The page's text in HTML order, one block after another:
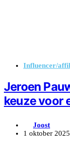
Influencer/
Jeroen
keuze voor
Joost
1 oktober 2025